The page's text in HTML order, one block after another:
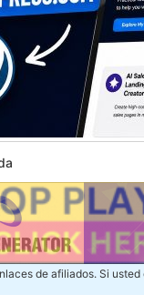
de afiliados. Si